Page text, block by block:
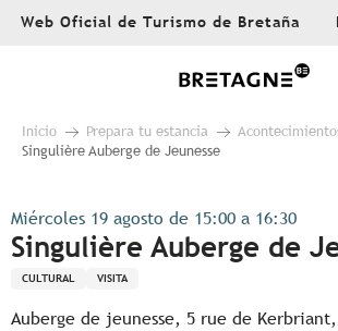
AllerWeb Oficial de Turismo de Bretaña
Inicio Prepara tu estancia
Singulière Auberge de Jeunesse
Miércoles 19 agosto de 15:00 a 16:30
Singulière Auberge de
CULTURAL VISITA
Auberge de jeunesse, 5 rue de Kerbriant,